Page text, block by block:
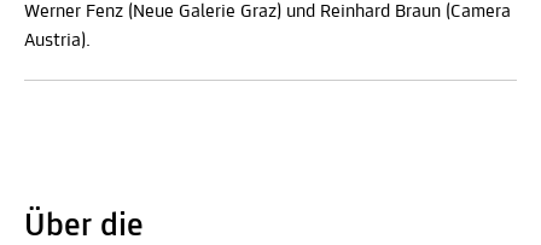
Werner Fenz (Neue Galerie Graz) und Reinhard Braun (Camera
Austria).
Über die